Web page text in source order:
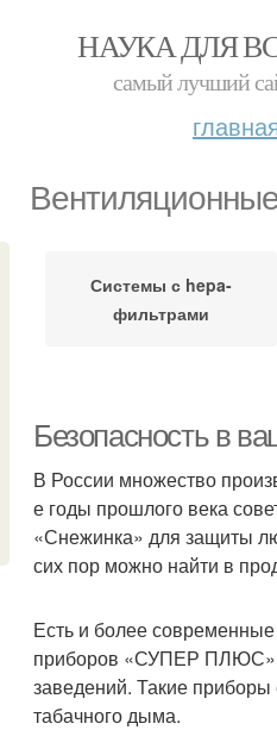
НАУКА ДЛЯ
самый лучший
Системы с hepa-
фильтрами
Безопасность в
В России множество
е годы прошлого века
«Снежинка» для защиты
сих пор можно найти в
Есть и более
приборов «СУПЕР ПЛЮС» ,
заведений. Такие приборы
табачного дыма.